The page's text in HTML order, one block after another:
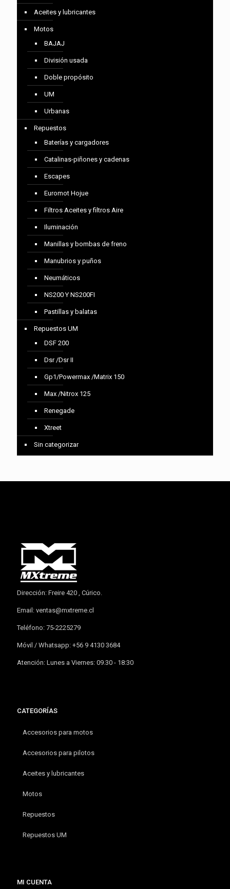
Aceites y lubricantes
Motos
BAJAJ
División usada
Doble propósito
UM
Urbanas
Repuestos
Baterías y cargadores
Catalinas-piñones y cadenas
Escapes
Euromot Hojue
Filtros Aceites y filtros Aire
Iluminación
Manillas y bombas de freno
Manubrios y puños
Neumáticos
NS200 Y NS200FI
Pastillas y balatas
Repuestos UM
DSF 200
Dsr /Dsr II
Gp1/Powermax /Matrix 150
Max /Nitrox 125
Renegade
Xtreet
Sin categorizar
Dirección: Freire 420 , Cúrico.
Email: ventas@mxtreme.cl
Teléfono: 75-2225279
Móvil / Whatsapp: +56 9 4130 3684
Atención: Lunes a Viernes: 09.30 - 18:30
CATEGORÍAS
Accesorios para motos
Accesorios para pilotos
Aceites y lubricantes
Motos
Repuestos
Repuestos UM
MI CUENTA